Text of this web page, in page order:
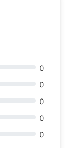
0
0
0
0
0